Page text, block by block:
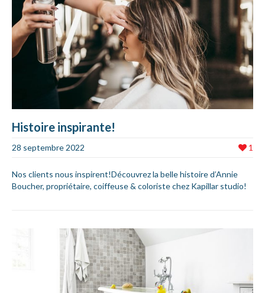
Histoire inspirante!
1
28 septembre 2022
Nos clients nous inspirent!Découvrez la belle histoire d’Annie
Boucher, propriétaire, coiffeuse & coloriste chez Kapillar studio!